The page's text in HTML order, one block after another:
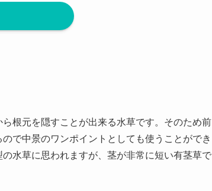
根元を隠すことが出来る水草です。そのため前
で中景のワンポイントとしても使うことができ
水草に思われますが、茎が非常に短い有茎草で